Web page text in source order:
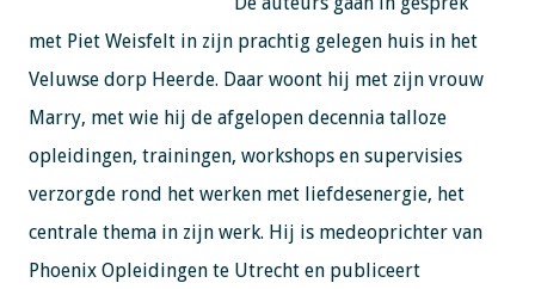
met Piet Weisfelt in zijn prachtig gelegen huis in het
Veluwse dorp Heerde. Daar woont hij met zijn vrouw
Marry, met wie hij de afgelopen decennia talloze
opleidingen, trainingen, workshops en supervisies
verzorgde rond het werken met liefdesenergie, het
centrale thema in zijn werk. Hij is medeoprichter van
Phoenix Opleidingen te Utrecht en publiceert